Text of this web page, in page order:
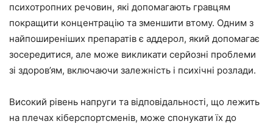
психотропних речовин, які допомагають гравцям
покращити концентрацію та зменшити втому. Одним з
найпоширеніших препаратів є аддерол, який допомагає
зосередитися, але може викликати серйозні проблеми
зі здоров’ям, включаючи залежність і психічні розлади.
Високий рівень напруги та відповідальності, що лежить
на плечах кіберспортсменів, може спонукати їх до